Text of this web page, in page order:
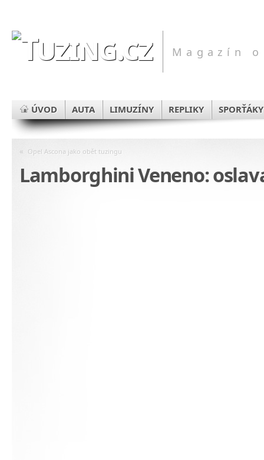
Magazín
ÚVOD AUTA LIMUZÍNY REPLIKY SPORŤÁKY
« Opel Ascona jako obět tuzingu
Lamborghini Veneno: